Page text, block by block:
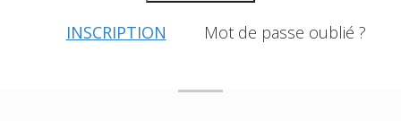
INSCRIPTION Mot de passe oublié ?